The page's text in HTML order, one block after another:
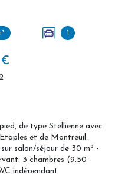
1
€
de type Stellienne avec
et de Montreuil.
salon/séjour de 30 m² -
3 chambres (9.50 -
indépendant.